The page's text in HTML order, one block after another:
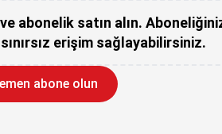
abonelik satın alın.
erişim sağlayabilirsiniz.
abone olun